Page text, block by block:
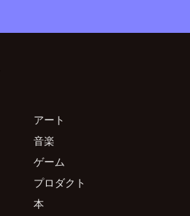
アート
音楽
ゲーム
プロダクト
本